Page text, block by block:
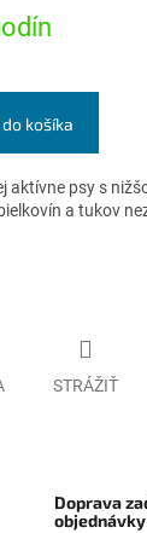
košíka
aktívne psy s
a tukov
STRÁŽIŤ
Doprava